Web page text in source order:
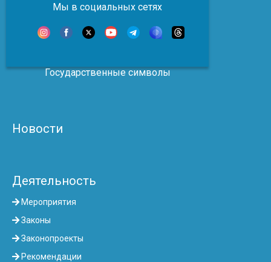
Мы в социальных сетях
Государственные символы
Новости
Деятельность
Мероприятия
Законы
Законопроекты
Рекомендации